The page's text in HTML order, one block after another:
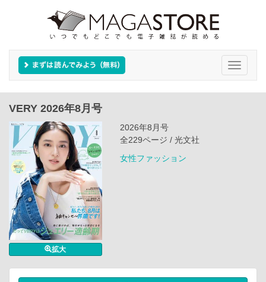
Toggle
VERY 2026年8月号
拡大
2026年8月号
全229ページ / 光文社
女性ファッション